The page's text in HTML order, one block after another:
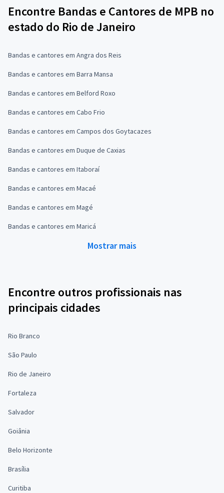
Encontre Bandas e Cantores de MPB no
estado do Rio de Janeiro
Bandas e cantores em Angra dos Reis
Bandas e cantores em Barra Mansa
Bandas e cantores em Belford Roxo
Bandas e cantores em Cabo Frio
Bandas e cantores em Campos dos Goytacazes
Bandas e cantores em Duque de Caxias
Bandas e cantores em Itaboraí
Bandas e cantores em Macaé
Bandas e cantores em Magé
Bandas e cantores em Maricá
Mostrar mais
Encontre outros profissionais nas
principais cidades
Rio Branco
São Paulo
Rio de Janeiro
Fortaleza
Salvador
Goiânia
Belo Horizonte
Brasília
Curitiba